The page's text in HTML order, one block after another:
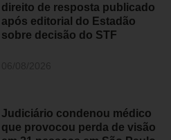
direito de resposta publicado
após editorial do Estadão
sobre decisão do STF
Judiciário condenou médico
que provocou perda de visão